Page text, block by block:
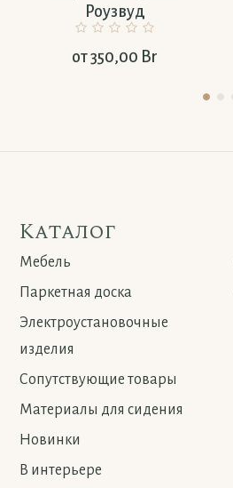
Роузвуд
от350,00 Br
Каталог
Мебель
Паркетная доска
Электроустановочные
изделия
Сопутствующие товары
Материалы для сидения
Новинки
В интерьере